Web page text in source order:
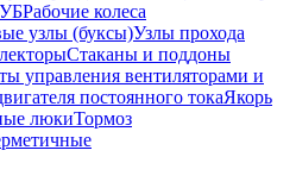
Рабочие колеса
узлы (буксы)Узлы прохода
Стаканы и поддоны
управления вентиляторами и
постоянного токаЯкорь
люкиТормоз